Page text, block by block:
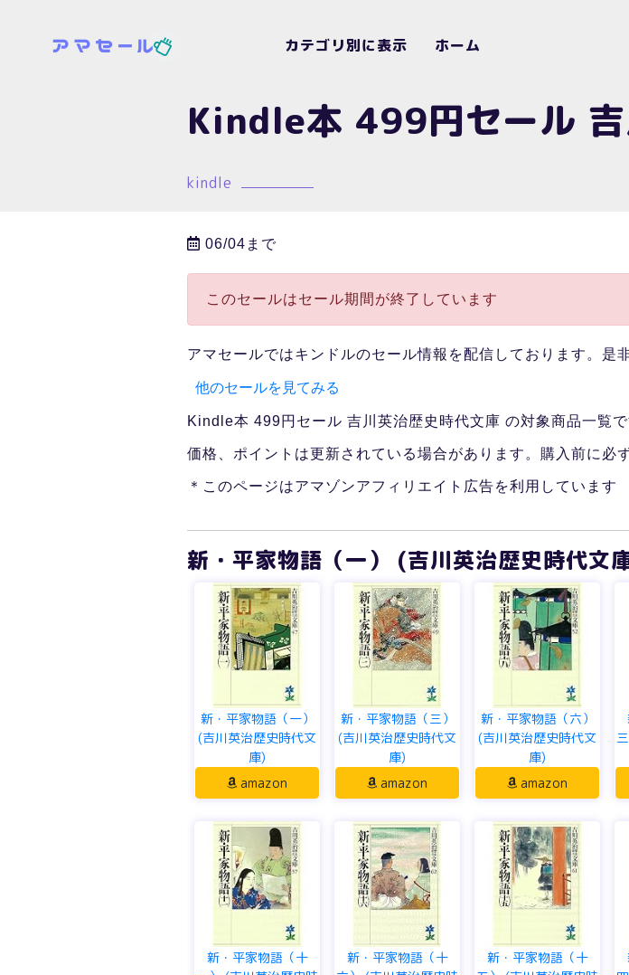
カテゴリ別に表示 ホーム
Kindle本 499円セール
kindle
06/04まで
このセールはセール期間が終了しています
アマセールではキンドルのセール情報を配信しております。是
他のセールを見てみる
Kindle本 499円セール 吉川英治歴史時代文庫 の対象商品一覧で
価格、ポイントは更新されている場合があります。購入前に必
＊このページはアマゾンアフィリエイト広告を利用しています
新・平家物語（一） (吉川英治歴史時代文
新・平家物語（一）
(吉川英治歴史時代文
庫)
amazon
新・平家物語（三）
(吉川英治歴史時代文
庫)
amazon
新・平家物語（六）
(吉川英治歴史時代文
庫)
amazon
新・平家物語（十
新・平家物語（十
新・平家物語（十